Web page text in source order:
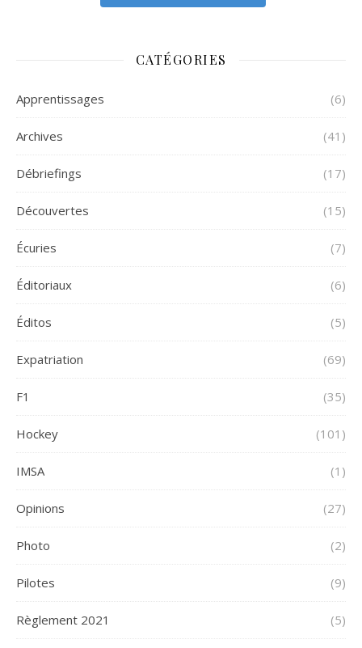
CATÉGORIES
Apprentissages (6)
Archives (41)
Débriefings (17)
Découvertes (15)
Écuries (7)
Éditoriaux (6)
Éditos (5)
Expatriation (69)
F1 (35)
Hockey (101)
IMSA (1)
Opinions (27)
Photo (2)
Pilotes (9)
Règlement 2021 (5)